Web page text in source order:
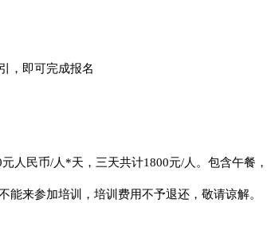
，即可完成报名
元人民币/人*天， 三天共计1800元/人。包含午餐
来参加培训，培训费用不予退还，敬请谅解。